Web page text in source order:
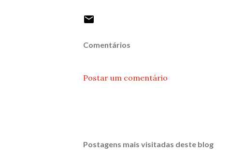
Comentários
Postar um comentário
Postagens mais visitadas deste blog